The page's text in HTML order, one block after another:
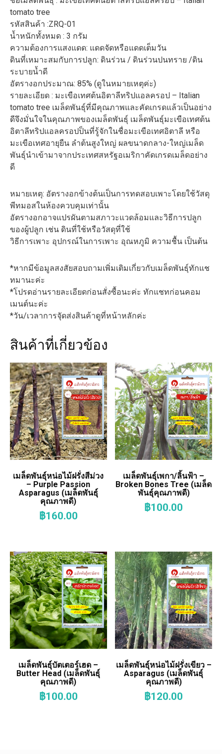
tomato tree
รหัสสินค้า :ZRQ-01
น้ำหนักทั้งหมด : 3 กรัม
ความต้องการแสงแดด: แดดจัดหรือแดดเต็มวัน
ดินที่เหมาะสมกับการปลูก: ดินร่วน / ดินร่วนปนทราย /ดิน
ระบายน้ำดี
อัตรางอกประมาณ: 85% (ดูในหมายเหตุค่ะ)
รายละเอียด : มะเขือเทศต้นอิตาลีทริปแอลครอป – Italian
tomato tree เมล็ดพันธุ์ที่มีคุณภาพและคัดเกรดแล้วเป็นอย่าง
ดีจึงมั่นใจในคุณภาพของเมล็ดพันธุ์ เมล็ดพันธุ์มะเขือเทศต้น
อิตาลีทริปแอลครอปป็นที่รู้จักในชื่อมะเขือเทศอิตาลี หรือ
มะเขือเทศอายุยืน ลำต้นสูงใหญ่ ผลขนาดกลาง-ใหญ่เมล็ด
พันธุ์นำเข้ามาจากประเทศสหรัฐอเมริกาคัดเกรดเมล็ดอย่าง
ดี
หมายเหตุ: อัตรางอกข้างต้นเป็นการทดสอบเพาะโดยใช้วัสดุ
พีทมอสในห้องควบคุมเท่านั้น
อัตรางอกอาจแปรผันตามสภาวะแวดล้อมและวิธีการปลูก
ของผู้ปลูก เช่น ดินที่ใช้หรือวัสดุที่ใช้
วิธีการเพาะ อุปกรณ์ในการเพาะ อุณหภูมิ ความชื้น เป็นต้น
*หากมีข้อมูลสงสัยสอบถามเพิ่มเติมเกี่ยวกับเมล็ดพันธุ์ทักแช
ทมานะค่ะ
*โปรดอ่านรายละเอียดก่อนสั่งซื้อนะค่ะ ทักแชทก่อนคอม
เมนต์นะค่ะ
*วัน/เวลาการจัุดส่งสินค้าดูที่หน้าหลักค่ะ
สินค้าที่เกี่ยวข้อง
เมล็ดพันธุ์หน่อไม้ฝรั่งสีม่วง
– Purple Passion
Asparagus (เมล็ดพันธุ์
คุณภาพดี)
฿160.00
เมล็ดพันธุ์เพกา/ลิ้นฟ้า –
Broken Bones Tree (เมล็ด
พันธุ์คุณภาพดี)
฿100.00
เมล็ดพันธุ์บัตเตอร์เฮด –
Butter Head (เมล็ดพันธุ์
คุณภาพดี)
฿100.00
เมล็ดพันธุ์หน่อไม้ฝรั่งเขียว –
Asparagus (เมล็ดพันธุ์
คุณภาพดี)
฿120.00